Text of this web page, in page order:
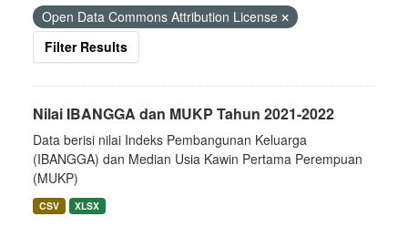
Open Data Commons Attribution License
Filter Results
Nilai IBANGGA dan MUKP Tahun 2021-2022
Data berisi nilai Indeks Pembangunan Keluarga
(IBANGGA) dan Median Usia Kawin Pertama Perempuan
(MUKP)
CSV XLSX